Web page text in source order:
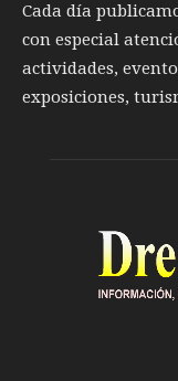
Cada día
con especial
actividades,
exposiciones,